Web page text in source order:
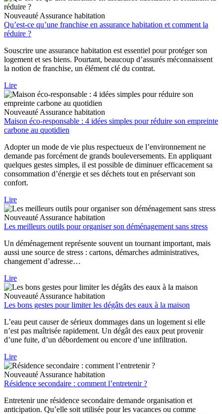
Nouveauté Assurance habitation
Qu’est-ce qu’une franchise en assurance habitation et comment la
réduire ?
Souscrire une assurance habitation est essentiel pour protéger son
logement et ses biens. Pourtant, beaucoup d’assurés méconnaissent
la notion de franchise, un élément clé du contrat.
Lire
Nouveauté Assurance habitation
Maison éco-responsable : 4 idées simples pour réduire son empreinte
carbone au quotidien
Adopter un mode de vie plus respectueux de l’environnement ne
demande pas forcément de grands bouleversements. En appliquant
quelques gestes simples, il est possible de diminuer efficacement sa
consommation d’énergie et ses déchets tout en préservant son
confort.
Lire
Nouveauté Assurance habitation
Les meilleurs outils pour organiser son déménagement sans stress
Un déménagement représente souvent un tournant important, mais
aussi une source de stress : cartons, démarches administratives,
changement d’adresse…
Lire
Nouveauté Assurance habitation
Les bons gestes pour limiter les dégâts des eaux à la maison
L’eau peut causer de sérieux dommages dans un logement si elle
n’est pas maîtrisée rapidement. Un dégât des eaux peut provenir
d’une fuite, d’un débordement ou encore d’une infiltration.
Lire
Nouveauté Assurance habitation
Résidence secondaire : comment l’entretenir ?
Entretenir une résidence secondaire demande organisation et
anticipation. Qu’elle soit utilisée pour les vacances ou comme